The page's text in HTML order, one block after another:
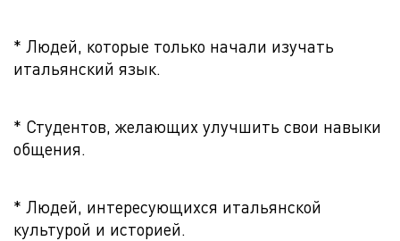
* Людей, которые только начали изучать
итальянский язык.
* Студентов, желающих улучшить свои навыки
общения.
* Людей, интересующихся итальянской
культурой и историей.